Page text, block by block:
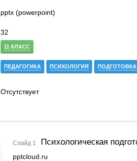
pptx (powerpoint)
32
11 КЛАСС
ПЕДАГОГИКА ПСИХОЛОГИЯ ПОДГОТОВКА
Отсутствует
Слайд 1 Психологическая
pptcloud.ru